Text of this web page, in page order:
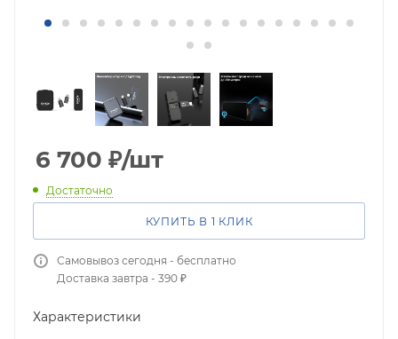
6 700 ₽/шт
Достаточно
КУПИТЬ В 1 КЛИК
Самовывоз сегодня - бесплатно
Доставка завтра - 390 ₽
Характеристики